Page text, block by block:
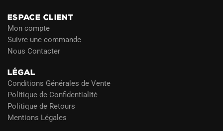
ESPACE CLIENT
Mon compte
Suivre une commande
Nous Contacter
LÉGAL
Conditions Générales de Vente
Politique de Confidentialité
Politique de Retours
Mentions Légales